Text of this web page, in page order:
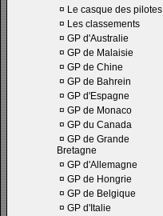
¤ Le casque des pilotes
¤ Les classements
¤ GP d'Australie
¤ GP de Malaisie
¤ GP de Chine
¤ GP de Bahrein
¤ GP d'Espagne
¤ GP de Monaco
¤ GP du Canada
¤ GP de Grande
Bretagne
¤ GP d'Allemagne
¤ GP de Hongrie
¤ GP de Belgique
¤ GP d'Italie